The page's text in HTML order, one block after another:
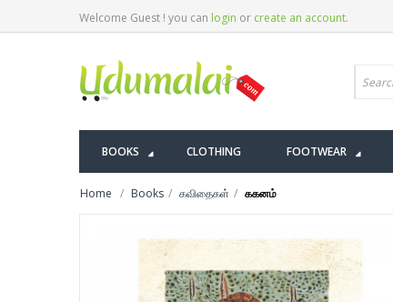
Welcome Guest ! you can login or create an account.
BOOKS CLOTHING FOOTWEAR
Home Books கவிதைகள் ககனம்